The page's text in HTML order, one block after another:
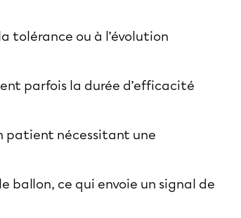
tolérance ou à l’évolution
parfois la durée d’efficacité
patient nécessitant une
ballon, ce qui envoie un signal de